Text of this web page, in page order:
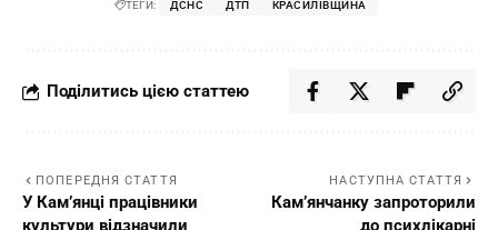
ТЕГИ: ДСНС ДТП КРАСИЛІВЩИНА
Поділитись цією статтею
ПОПЕРЕДНЯ СТАТТЯ
У Кам’янці працівники
НАСТУПНА СТАТТЯ
Кам’янчанку запроторили